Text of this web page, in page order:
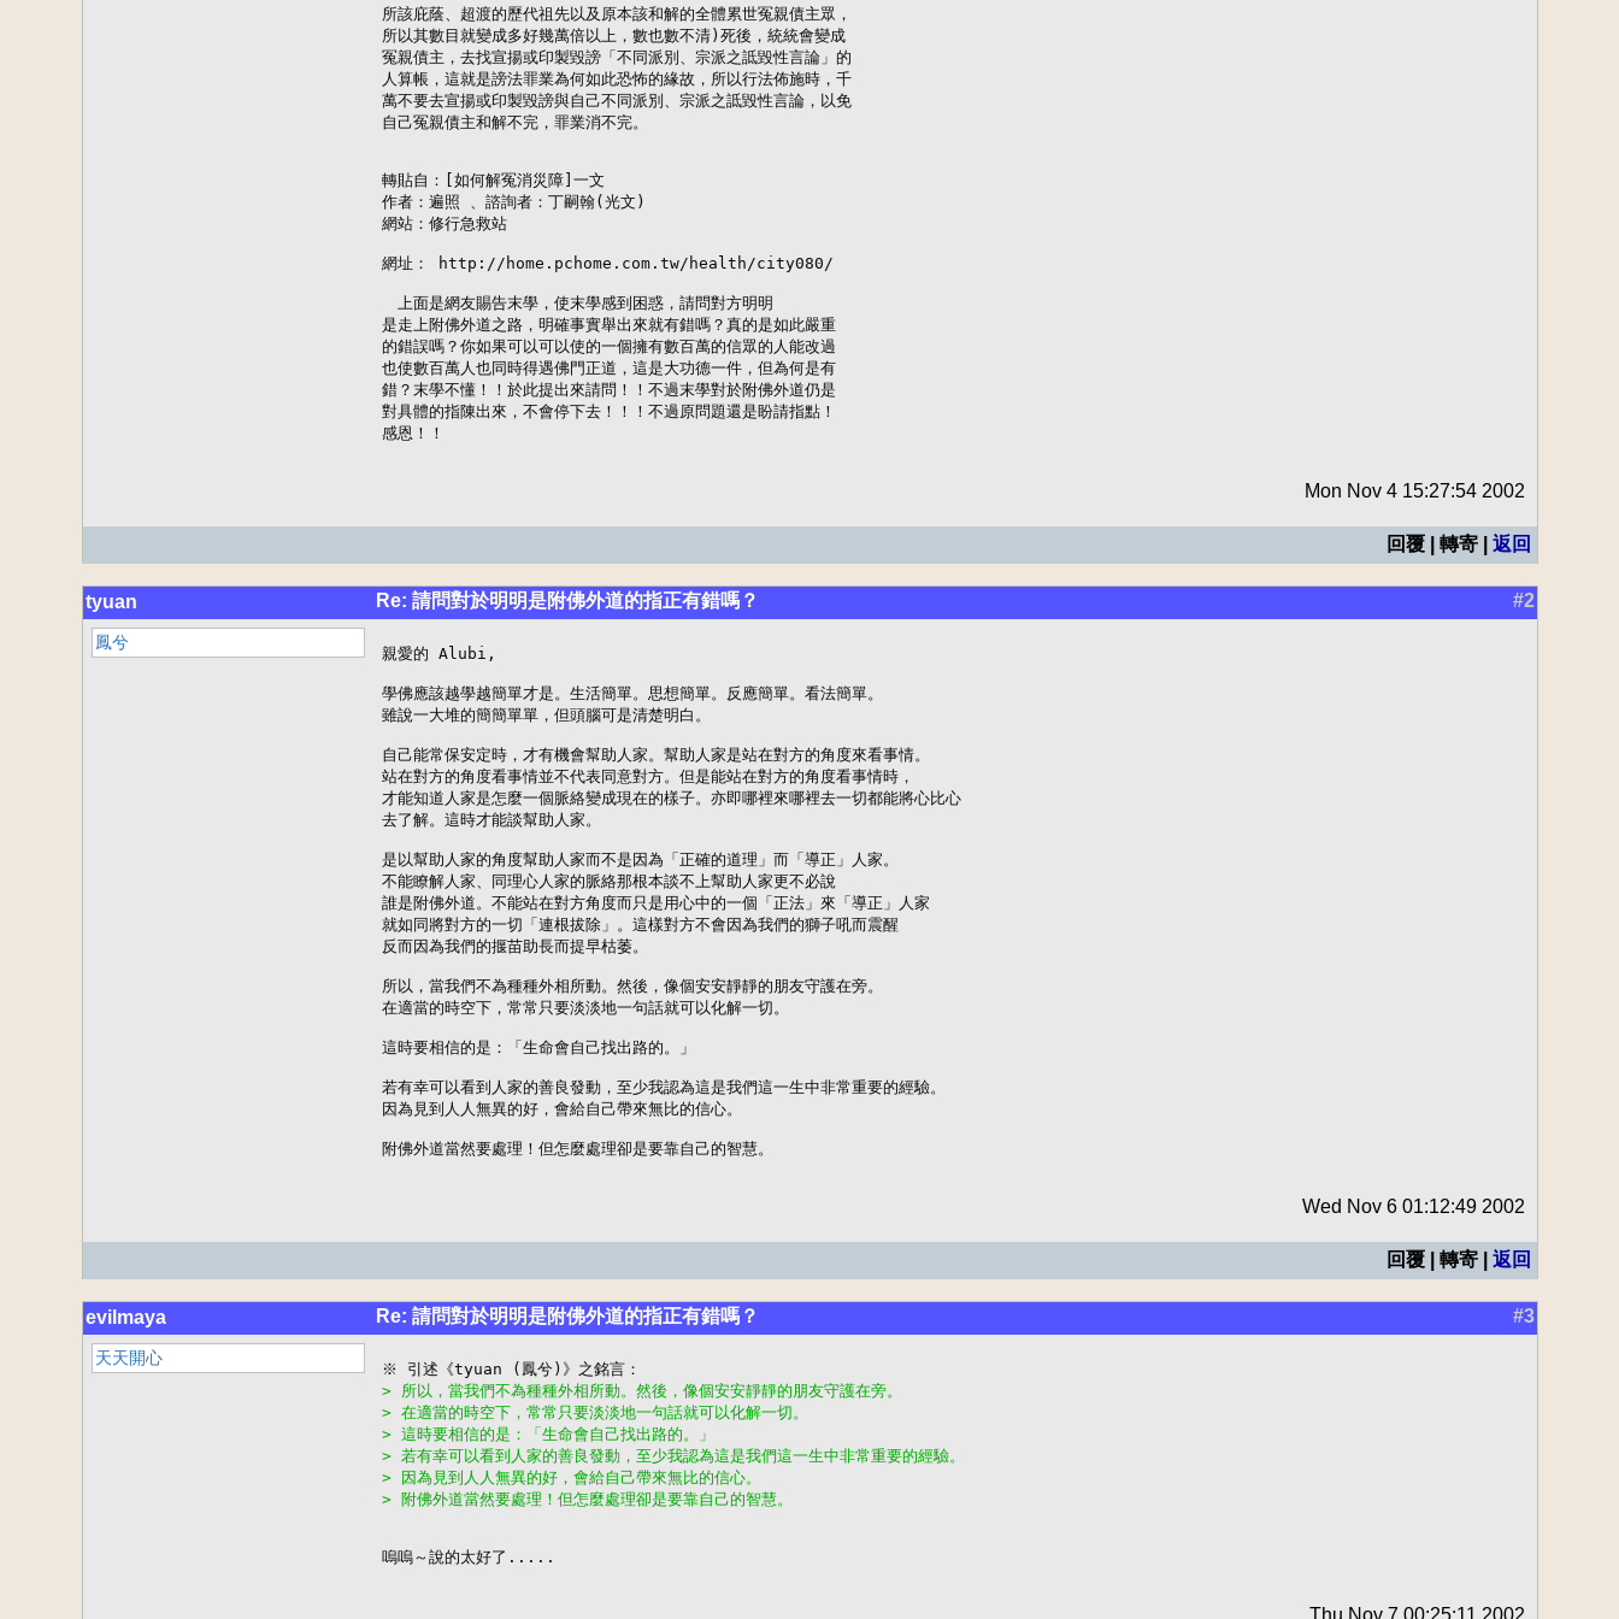
所該庇蔭、超渡的歷代祖先以及原本該和解的全體累世冤親債主眾，
所以其數目就變成多好幾萬倍以上，數也數不清)死後，統統會變成
冤親債主，去找宣揚或印製毀謗「不同派別、宗派之詆毀性言論」的
人算帳，這就是謗法罪業為何如此恐怖的緣故，所以行法佈施時，千
萬不要去宣揚或印製毀謗與自己不同派別、宗派之詆毀性言論，以免
自己冤親債主和解不完，罪業消不完。
轉貼自：[如何解冤消災障]一文
作者：遍照 、諮詢者：丁嗣翰(光文)
網站：修行急救站
網址： http://home.pchome.com.tw/health/city080/
上面是網友賜告末學，使末學感到困惑，請問對方明明
是走上附佛外道之路，明確事實舉出來就有錯嗎？真的是如此嚴重
的錯誤嗎？你如果可以可以使的一個擁有數百萬的信眾的人能改過
也使數百萬人也同時得遇佛門正道，這是大功德一件，但為何是有
錯？末學不懂！！於此提出來請問！！不過末學對於附佛外道仍是
對具體的指陳出來，不會停下去！！！不過原問題還是盼請指點！
感恩！！
Mon Nov 4 15:27:54 2002
回覆 | 轉寄 | 返回
tyuan Re: 請問對於明明是附佛外道的指正有錯嗎？ #2
鳳兮
親愛的 Alubi,
學佛應該越學越簡單才是。生活簡單。思想簡單。反應簡單。看法簡單。
雖說一大堆的簡簡單單，但頭腦可是清楚明白。
自己能常保安定時，才有機會幫助人家。幫助人家是站在對方的角度來看事情。
站在對方的角度看事情並不代表同意對方。但是能站在對方的角度看事情時，
才能知道人家是怎麼一個脈絡變成現在的樣子。亦即哪裡來哪裡去一切都能將心比心
去了解。這時才能談幫助人家。
是以幫助人家的角度幫助人家而不是因為「正確的道理」而「導正」人家。
不能瞭解人家、同理心人家的脈絡那根本談不上幫助人家更不必說
誰是附佛外道。不能站在對方角度而只是用心中的一個「正法」來「導正」人家
就如同將對方的一切「連根拔除」。這樣對方不會因為我們的獅子吼而震醒
反而因為我們的揠苗助長而提早枯萎。
所以，當我們不為種種外相所動。然後，像個安安靜靜的朋友守護在旁。
在適當的時空下，常常只要淡淡地一句話就可以化解一切。
這時要相信的是：「生命會自己找出路的。」
若有幸可以看到人家的善良發動，至少我認為這是我們這一生中非常重要的經驗。
因為見到人人無異的好，會給自己帶來無比的信心。
附佛外道當然要處理！但怎麼處理卻是要靠自己的智慧。
Wed Nov 6 01:12:49 2002
回覆 | 轉寄 | 返回
evilmaya Re: 請問對於明明是附佛外道的指正有錯嗎？ #3
天天開心
> 所以，當我們不為種種外相所動。然後，像個安安靜靜的朋友守護在旁。
> 在適當的時空下，常常只要淡淡地一句話就可以化解一切。
> 這時要相信的是：「生命會自己找出路的。」
> 若有幸可以看到人家的善良發動，至少我認為這是我們這一生中非常重要的經驗。
> 因為見到人人無異的好，會給自己帶來無比的信心。
> 附佛外道當然要處理！但怎麼處理卻是要靠自己的智慧。
嗚嗚～說的太好了.....
Thu Nov 7 00:25:11 2002